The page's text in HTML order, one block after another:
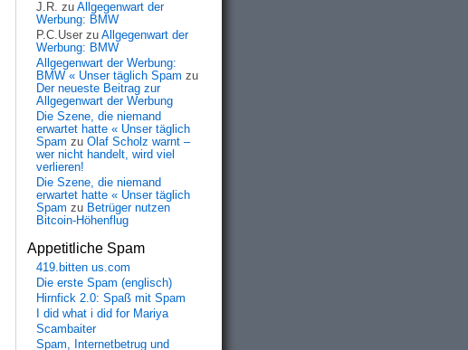
J.R. zu Allgegenwart der
Werbung: BMW
P.C.User zu Allgegenwart der
Werbung: BMW
Allgegenwart der Werbung:
BMW « Unser täglich Spam zu
Der neueste Beitrag zur
Allgegenwart der Werbung
Die Szene, die niemand
erwartet hatte « Unser täglich
Spam zu Olaf Scholz warnt –
wer nicht handelt, wird viel
verlieren!
Die Szene, die niemand
erwartet hatte « Unser täglich
Spam zu Betrüger nutzen
Bitcoin-Höhenflug
Appetitliche Spam
419.bitten us.com
Die erste Spam (englisch)
Hirnfick 2.0: Spaß mit Spam
I did what i did for Mariya
Scambaiter
Spam, Internetbetrug und